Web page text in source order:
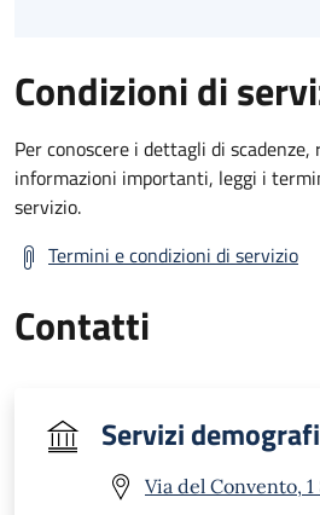
Condizioni di
Per conoscere i dettagli di
informazioni importanti, leggi i
servizio.
Termini e condizioni di servizio
Contatti
Servizi
Via del Convento,